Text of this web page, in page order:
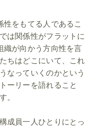
をもてる人であるこ
は関係性がフラットに
織が向かう方向性を言
ちはどこにいて、これ
なっていくのかという
ーリーを語れること
。
成員一人ひとりにとっ